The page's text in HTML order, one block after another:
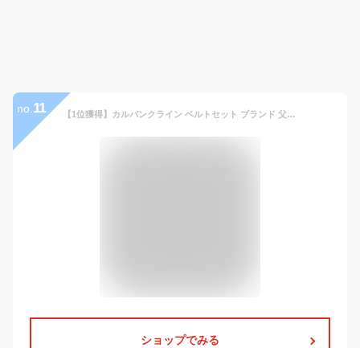
no. 11 【1位獲得】カルバンクライン ベルトセット ブランド 父の日 プレゼント リバーシブル CalvinKlein ベルト ck メンズ レザー 黒 ブラック 茶 ブラウン 即日発送対応 男性 バレンタイン プレゼント 彼氏 ギフト 革 男 11ck
ショップでみる